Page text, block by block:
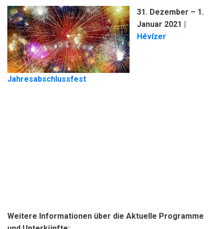
31. Dezember – 1.
Januar 2021 |
Hévízer
Jahresabschlussfest
Weitere Informationen über die Aktuelle Programme